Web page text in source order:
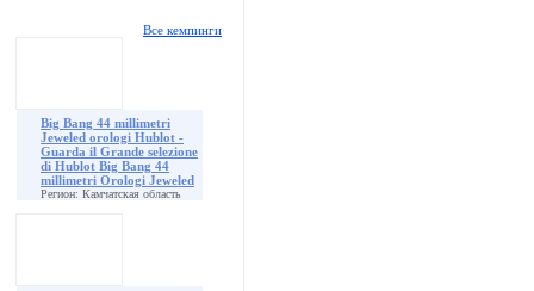
Все кемпинги
Big Bang 44 millimetri
Jeweled orologi Hublot -
Guarda il Grande selezione
di Hublot Big Bang 44
millimetri Orologi Jeweled
Регион: Камчатская область